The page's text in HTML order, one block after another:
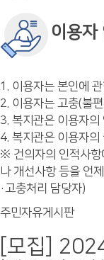
이용자
1. 이용자는 본인에
2. 이용자는 고충(불
3. 복지관은 이용자의
4. 복지관은 이용자의
※ 건의자의 인적사항
나 개선사항 등을 언
·고충처리 담당자)
주민자유게시판
[모집]